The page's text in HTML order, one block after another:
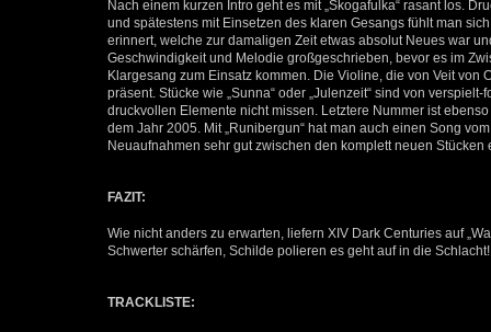
Nach einem kurzen Intro geht es mit „Skogafulka“ rasant los.
und spätestens mit Einsetzen des klaren Gesangs fühlt man
erinnert, welche zur damaligen Zeit etwas absolut Neues war
Geschwindigkeit und Melodie großgeschrieben, bevor es im
Klargesang zum Einsatz kommen. Die Violine, die von Veit
präsent. Stücke wie „Sunna“ oder „Julenzeit“ sind von
druckvollen Elemente nicht missen. Letztere Nummer ist
dem Jahr 2005. Mit „Runibergun“ hat man auch einen Song
Neuaufnahmen sehr gut zwischen den komplett neuen
FAZIT:
Wie nicht anders zu erwarten, liefern XIV Dark Centuries auf
Schwerter schärfen, Schilde polieren es geht auf in die Schlacht!
TRACKLISTE: